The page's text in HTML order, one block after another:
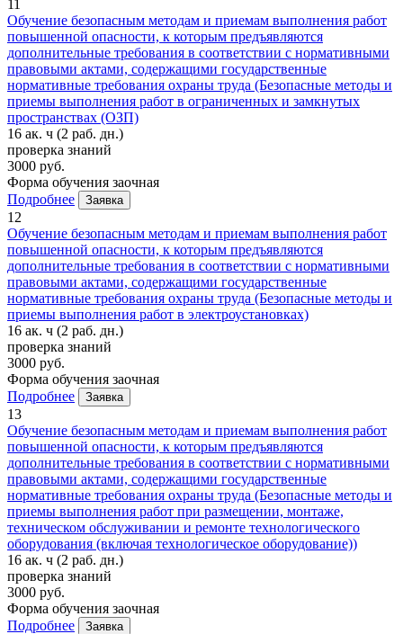
11
Обучение безопасным методам и приемам выполнения работ
повышенной опасности, к которым предъявляются
дополнительные требования в соответствии с нормативными
правовыми актами, содержащими государственные
нормативные требования охраны труда (Безопасные методы и
приемы выполнения работ в ограниченных и замкнутых
пространствах (ОЗП)
16 ак. ч (2 раб. дн.)
проверка знаний
3000 руб.
Форма обучения заочная
Подробнее
Заявка
12
Обучение безопасным методам и приемам выполнения работ
повышенной опасности, к которым предъявляются
дополнительные требования в соответствии с нормативными
правовыми актами, содержащими государственные
нормативные требования охраны труда (Безопасные методы и
приемы выполнения работ в электроустановках)
16 ак. ч (2 раб. дн.)
проверка знаний
3000 руб.
Форма обучения заочная
Подробнее
Заявка
13
Обучение безопасным методам и приемам выполнения работ
повышенной опасности, к которым предъявляются
дополнительные требования в соответствии с нормативными
правовыми актами, содержащими государственные
нормативные требования охраны труда (Безопасные методы и
приемы выполнения работ при размещении, монтаже,
техническом обслуживании и ремонте технологического
оборудования (включая технологическое оборудование))
16 ак. ч (2 раб. дн.)
проверка знаний
3000 руб.
Форма обучения заочная
Подробнее
Заявка